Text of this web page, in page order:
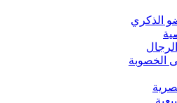
الذكري
الخصوبة